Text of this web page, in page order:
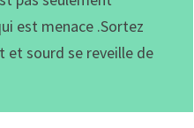
est menace .Sortez
et sourd se reveille de